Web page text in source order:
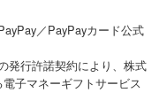
／PayPayカード公式
発行許諾契約により、株式
子マネーギフトサービス